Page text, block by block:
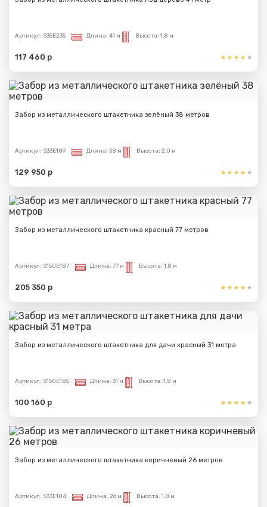
Артикул: S35E235 Длина: 41 м Высота: 1,8 м
117 460 р
Забор из металлического штакетника зелёный 38 метров
Артикул: S33E189 Длина: 38 м Высота: 2,0 м
129 950 р
Забор из металлического штакетника красный 77 метров
Артикул: S150E187 Длина: 77 м Высота: 1,8 м
205 350 р
Забор из металлического штакетника для дачи красный 31 метра
Артикул: S150E185 Длина: 31 м Высота: 1,8 м
100 160 р
Забор из металлического штакетника коричневый 26 метров
Артикул: S33E184 Длина: 26 м Высота: 1,8 м